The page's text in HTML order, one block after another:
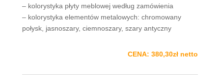
– kolorystyka płyty meblowej według zamówienia
– kolorystyka elementów metalowych: chromowany
połysk, jasnoszary, ciemnoszary, szary antyczny
CENA: 380,30zł netto